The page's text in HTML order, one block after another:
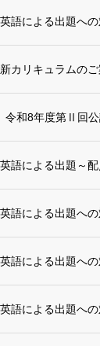
語による出題へ
カリキュラムの
令和8年度第Ⅱ回
語による出題～
英語による出題へ
英語による出題へ
英語による出題へ